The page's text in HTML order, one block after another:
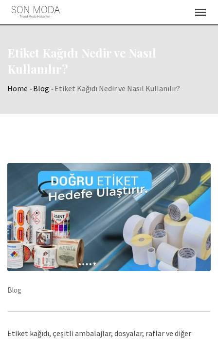
Skip
Etiket Kağıdı Nedir ve Nasıl
Kullanılır?
Home -Blog -Etiket Kağıdı Nedir ve Nasıl Kullanılır?
Blog
Etiket kağıdı, çeşitli ambalajlar, dosyalar, raflar ve diğer